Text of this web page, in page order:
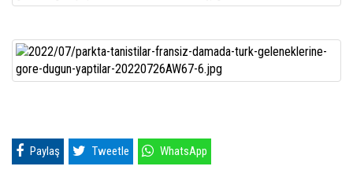
Paylaş Tweetle WhatsApp